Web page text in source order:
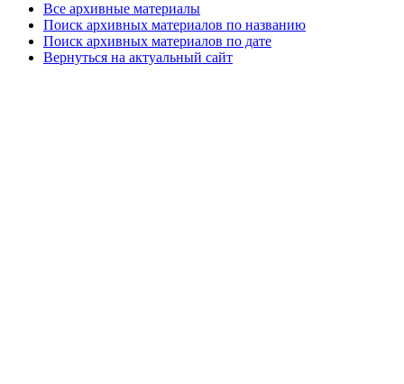
Все архивные материалы
Поиск архивных материалов по названию
Поиск архивных материалов по дате
Вернуться на актуальный сайт